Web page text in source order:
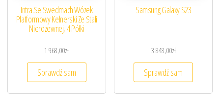
Intra.Se Swedmach Wózek
Platformowy Kelnerski Ze Stali
Nierdzewnej, 4 Półki
1 968,00zł
Sprawdź sam
Samsung Galaxy S23
3 848,00zł
Sprawdź sam